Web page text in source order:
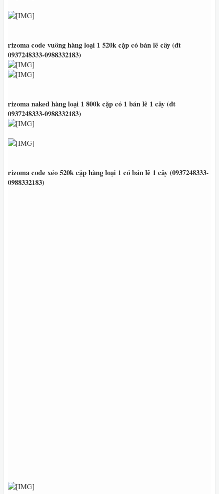
rizoma code vuông hàng loại 1 520k cặp có bán lẽ cây (đt
0937248333-0988332183)
rizoma naked hàng loại 1 800k cặp có 1 bán lẽ 1 cây (đt
0937248333-0988332183)
rizoma code xéo 520k cặp hàng loại 1 có bán lẽ 1 cây (0937248333-
0988332183)